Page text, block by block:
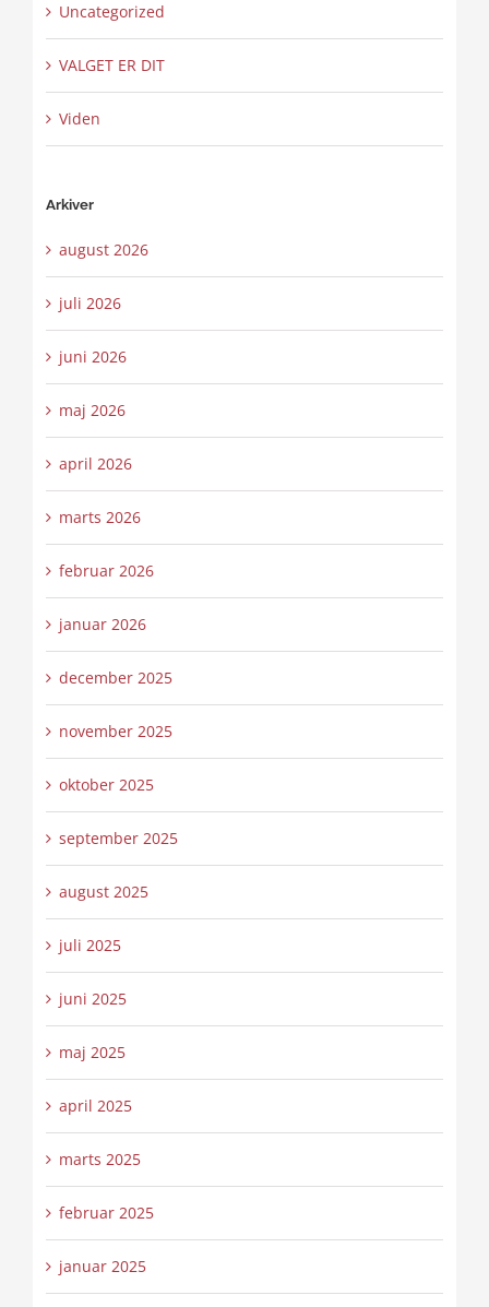
Uncategorized
VALGET ER DIT
Viden
Arkiver
august 2026
juli 2026
juni 2026
maj 2026
april 2026
marts 2026
februar 2026
januar 2026
december 2025
november 2025
oktober 2025
september 2025
august 2025
juli 2025
juni 2025
maj 2025
april 2025
marts 2025
februar 2025
januar 2025